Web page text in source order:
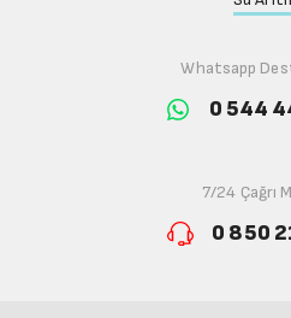
Whatsapp
0 544
7/24 Çağrı
0 850